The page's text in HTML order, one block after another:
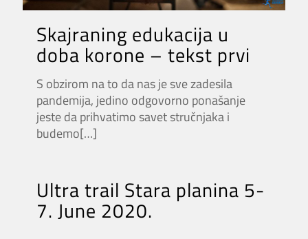
Skajraning edukacija u
doba korone – tekst prvi
S obzirom na to da nas je sve zadesila
pandemija, jedino odgovorno ponašanje
jeste da prihvatimo savet stručnjaka i
budemo[…]
Ultra trail Stara planina 5-
7. June 2020.